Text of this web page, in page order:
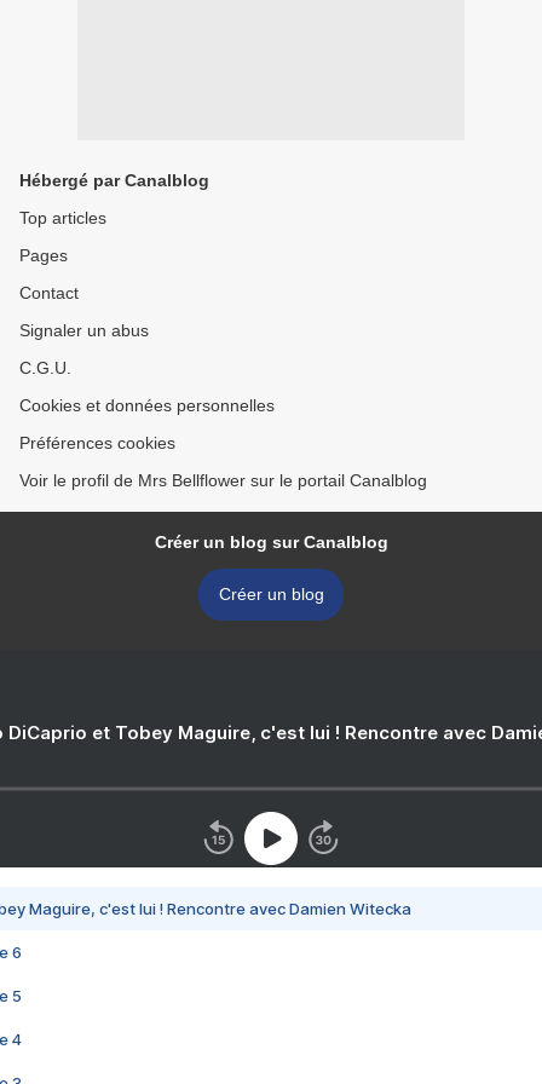
Hébergé par Canalblog
Top articles
Pages
Contact
Signaler un abus
C.G.U.
Cookies et données personnelles
Préférences cookies
Voir le profil de Mrs Bellflower sur le portail Canalblog
Créer un blog sur Canalblog
Créer un blog
DiCaprio et Tobey Maguire, c'est lui ! Rencontre avec
Maguire, c'est lui ! Rencontre avec Damien Witecka
6
5
4